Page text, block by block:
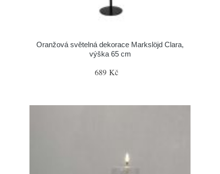
Oranžová světelná dekorace Markslöjd Clara,
výška 65 cm
689 Kč